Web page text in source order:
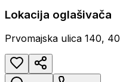
Lokacija oglašivača
Prvomajska ulica 140,